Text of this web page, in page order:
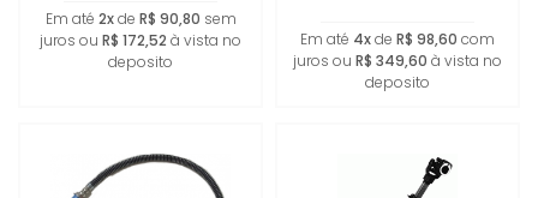
Em até 2xde R$ 90,80 sem
juros ou R$ 172,52 à vista no
deposito
Em até 4xde R$ 98,60 com
juros ou R$ 349,60 à vista no
deposito